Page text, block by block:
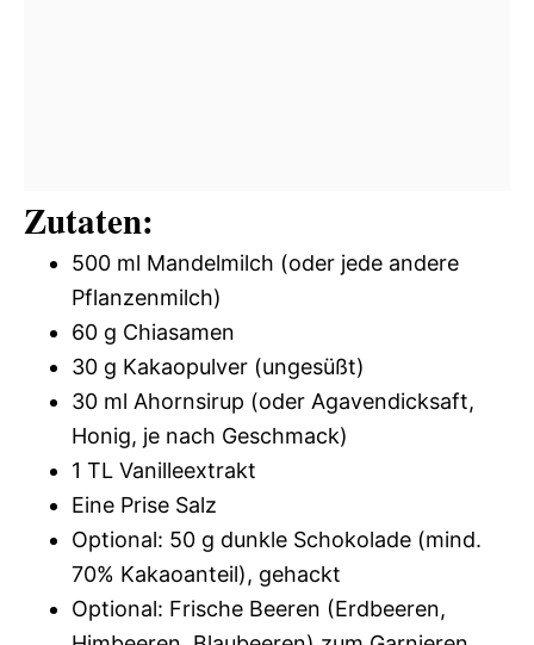
Zutaten:
500 ml Mandelmilch (oder jede andere
Pflanzenmilch)
60 g Chiasamen
30 g Kakaopulver (ungesüßt)
30 ml Ahornsirup (oder Agavendicksaft,
Honig, je nach Geschmack)
1 TL Vanilleextrakt
Eine Prise Salz
Optional: 50 g dunkle Schokolade (mind.
70% Kakaoanteil), gehackt
Optional: Frische Beeren (Erdbeeren,